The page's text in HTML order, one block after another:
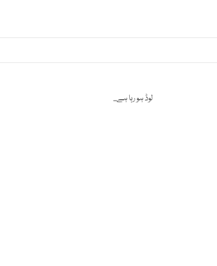
لوڈ ہو رہا ہے...